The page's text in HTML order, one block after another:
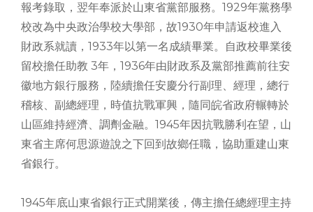
報考錄取，翌年奉派於山東省黨部服務。1929年黨務學
校改為中央政治學校大學部，故1930年申請返校進入
財政系就讀，1933年以第一名成績畢業。自政校畢業後
留校擔任助教 3年，1936年由財政系及黨部推薦前往安
徽地方銀行服務，陸續擔任安慶分行副理、經理，總行
稽核、副總經理，時值抗戰軍興，隨同皖省政府輾轉於
山區維持經濟、調劑金融。1945年因抗戰勝利在望，山
東省主席何思源遊說之下回到故鄉任職，協助重建山東
省銀行。
1945年底山東省銀行正式開業後，傳主擔任總經理主持